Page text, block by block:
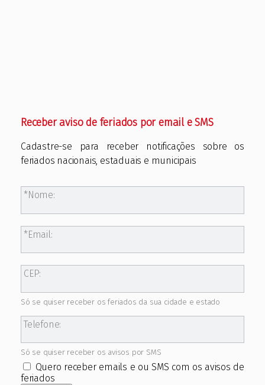
Receber aviso de feriados por email e SMS
Cadastre-se para receber notificações sobre os
feriados nacionais, estaduais e municipais
Nome:
Email:
CEP:
Só se quiser receber os feriados da sua cidade e estado
Telefone:
Só se quiser receber os avisos por SMS
Quero receber emails e ou SMS com os avisos de
feriados